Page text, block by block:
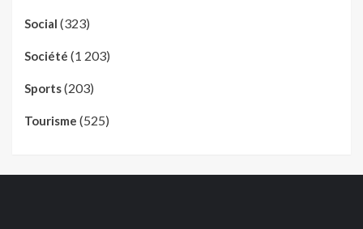
Social (323)
Société (1 203)
Sports(203)
Tourisme (525)